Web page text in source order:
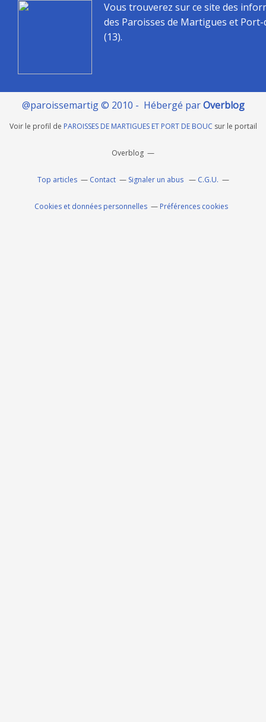
Vous trouverez sur ce site des
des Paroisses de Martigues et
(13).
@paroissemartig © 2010 - Hébergé parOverblog
Voir le profil de PAROISSES DE MARTIGUES ET PORT DE BOUC sur le portail
Overblog
Top articles Contact Signaler un abus C.G.U.
Cookies et données personnelles Préférences cookies